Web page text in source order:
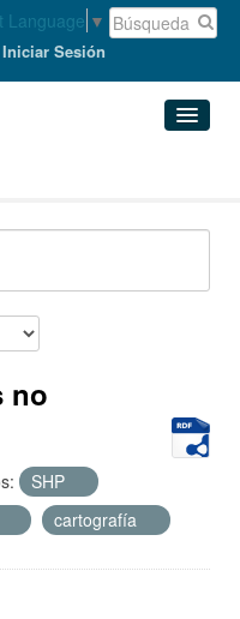
Language ▼
Iniciar Sesión
no
SHP
cartografía